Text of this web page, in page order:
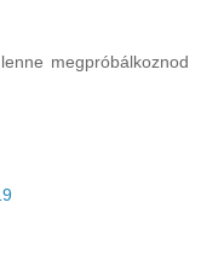
megpróbálkoznod